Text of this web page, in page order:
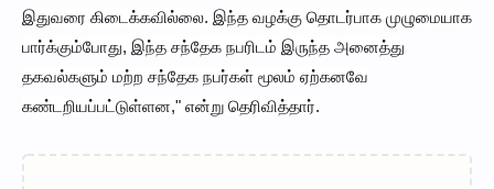
இதுவரை கிடைக்கவில்லை. இந்த வழக்கு தொடர்பாக முழுமையாக
பார்க்கும்போது, இந்த சந்தேக நபரிடம் இருந்த அனைத்து
தகவல்களும் மற்ற சந்தேக நபர்கள் மூலம் ஏற்கனவே
கண்டறியப்பட்டுள்ளன," என்று தெரிவித்தார்.